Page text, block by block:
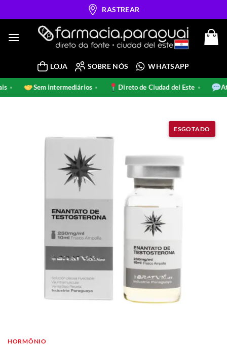
to
RASTREAR
LOJA SOBRE NÓS WHATSAPP
Sem intermediários Direto de Ciudad del Este
HORMÔNIO